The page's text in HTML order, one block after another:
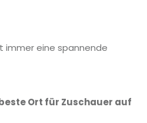
immer eine spannende
Ort für Zuschauer auf